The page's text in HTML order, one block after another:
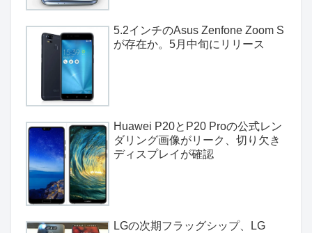
5.2インチのAsus Zenfone Zoom S
が存在か。5月中旬にリリース
Huawei P20とP20 Proの公式レン
ダリング画像がリーク、切り欠き
ディスプレイが確認
LGの次期フラッグシップ、LG